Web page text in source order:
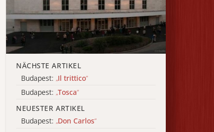
NÄCHSTE ARTIKEL
Budapest: „Il trittico“
Budapest: „Tosca“
NEUESTER ARTIKEL
Budapest: „Don Carlos“